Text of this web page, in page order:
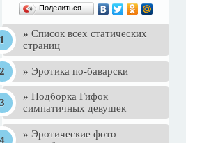
Поделиться…
» Список всех статических
страниц
» Эротика по-баварски
» Подборка Гифок
симпатичных девушек
» Эротические фото